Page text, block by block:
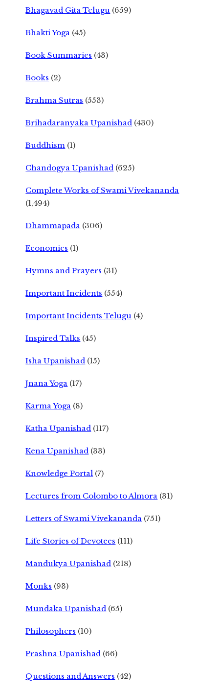
Bhagavad Gita Telugu (659)
Bhakti Yoga (45)
Book Summaries (43)
Books (2)
Brahma Sutras (553)
Brihadaranyaka Upanishad (430)
Buddhism (1)
Chandogya Upanishad (625)
Complete Works of Swami Vivekananda
(1,494)
Dhammapada (306)
Economics (1)
Hymns and Prayers (31)
Important Incidents (554)
Important Incidents Telugu (4)
Inspired Talks (45)
Isha Upanishad (15)
Jnana Yoga (17)
Karma Yoga (8)
Katha Upanishad (117)
Kena Upanishad (33)
Knowledge Portal (7)
Lectures from Colombo to Almora (31)
Letters of Swami Vivekananda (751)
Life Stories of Devotees (111)
Mandukya Upanishad (218)
Monks (93)
Mundaka Upanishad (65)
Philosophers (10)
Prashna Upanishad (66)
Questions and Answers (42)